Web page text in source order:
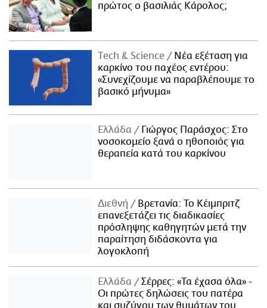
πρώτος ο βασιλιάς Κάρολος;
Τech & Science
Νέα εξέταση για
καρκίνο του παχέος εντέρου:
«Συνεχίζουμε να παραβλέπουμε το
βασικό μήνυμα»
Ελλάδα
Γιώργος Παράσχος: Στο
νοσοκομείο ξανά ο ηθοποιός για
θεραπεία κατά του καρκίνου
Διεθνή
Βρετανία: Το Κέιμπριτζ
επανεξετάζει τις διαδικασίες
πρόσληψης καθηγητών μετά την
παραίτηση διδάσκοντα για
λογοκλοπή
Ελλάδα
Σέρρες: «Τα έχασα όλα» -
Οι πρώτες δηλώσεις του πατέρα
και συζύγου των θυμάτων του